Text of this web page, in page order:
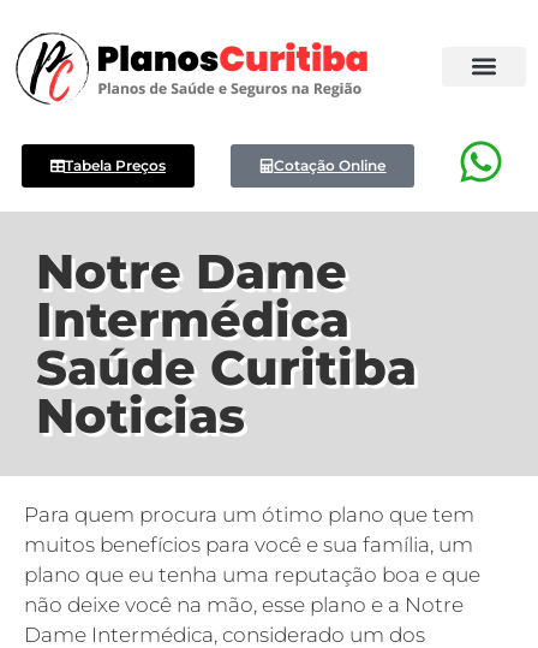
Tabela Preços Cotação Online
Notre Dame
Intermédica
Saúde Curitiba
Noticias
Para quem procura um ótimo plano que tem
muitos benefícios para você e sua família, um
plano que eu tenha uma reputação boa e que
não deixe você na mão, esse plano e a Notre
Dame Intermédica, considerado um dos